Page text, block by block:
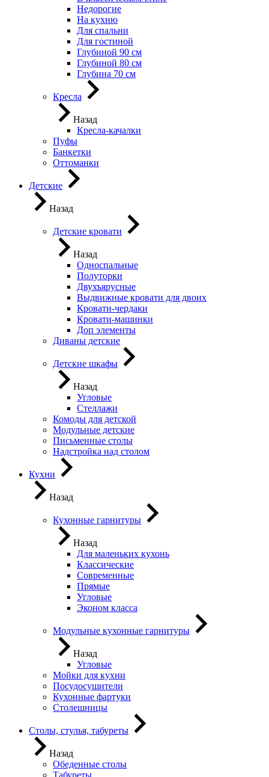
Недорогие
На кухню
Для спальни
Для гостиной
Глубиной 90 см
Глубиной 80 см
Глубина 70 см
Кресла
Назад
Кресла-качалки
Пуфы
Банкетки
Оттоманки
Детские
Назад
Детские кровати
Назад
Односпальные
Полуторки
Двухъярусные
Выдвижные кровати для двоих
Кровати-чердаки
Кровати-машинки
Доп элементы
Диваны детские
Детские шкафы
Назад
Угловые
Стеллажи
Комоды для детской
Модульные детские
Письменные столы
Надстройка над столом
Кухни
Назад
Кухонные гарнитуры
Назад
Для маленьких кухонь
Классические
Современные
Прямые
Угловые
Эконом класса
Модульные кухонные гарнитуры
Назад
Угловые
Мойки для кухни
Посудосушители
Кухонные фартуки
Столешницы
Столы, стулья, табуреты
Назад
Обеденные столы
Табуреты